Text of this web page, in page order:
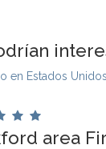
en Estados Unidos
area